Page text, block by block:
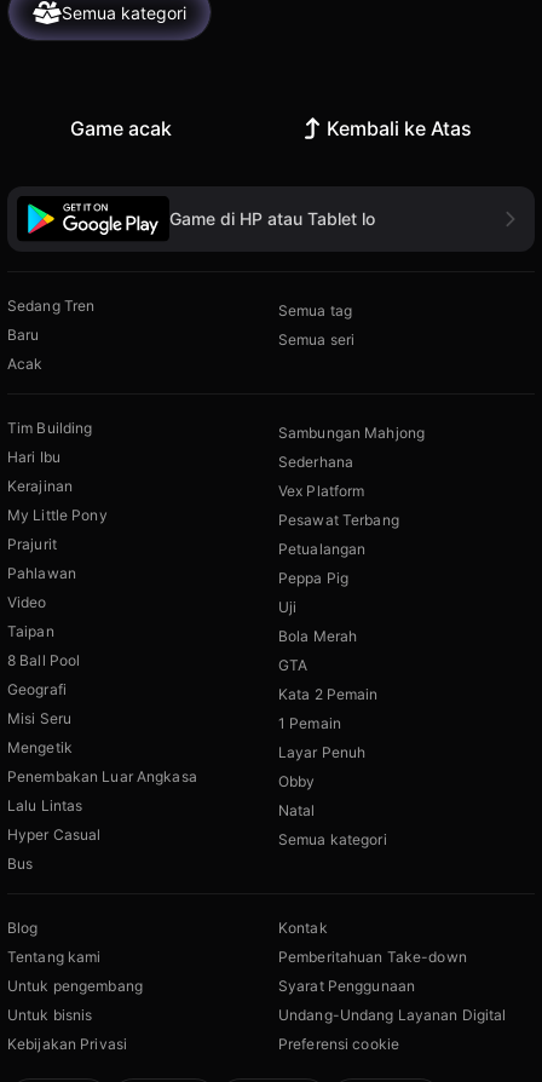
Semua kategori
Game acak Kembali ke Atas
Game di HP atau Tablet lo
Sedang Tren
Baru
Acak
Semua tag
Semua seri
Tim Building
Hari Ibu
Kerajinan
My Little Pony
Prajurit
Pahlawan
Video
Taipan
8 Ball Pool
Geografi
Misi Seru
Mengetik
Penembakan Luar Angkasa
Lalu Lintas
Hyper Casual
Bus
Sambungan Mahjong
Sederhana
Vex Platform
Pesawat Terbang
Petualangan
Peppa Pig
Uji
Bola Merah
GTA
Kata 2 Pemain
1 Pemain
Layar Penuh
Obby
Natal
Semua kategori
Blog
Tentang kami
Untuk pengembang
Untuk bisnis
Kebijakan Privasi
Kontak
Pemberitahuan Take-down
Syarat Penggunaan
Undang-Undang Layanan Digital
Preferensi cookie